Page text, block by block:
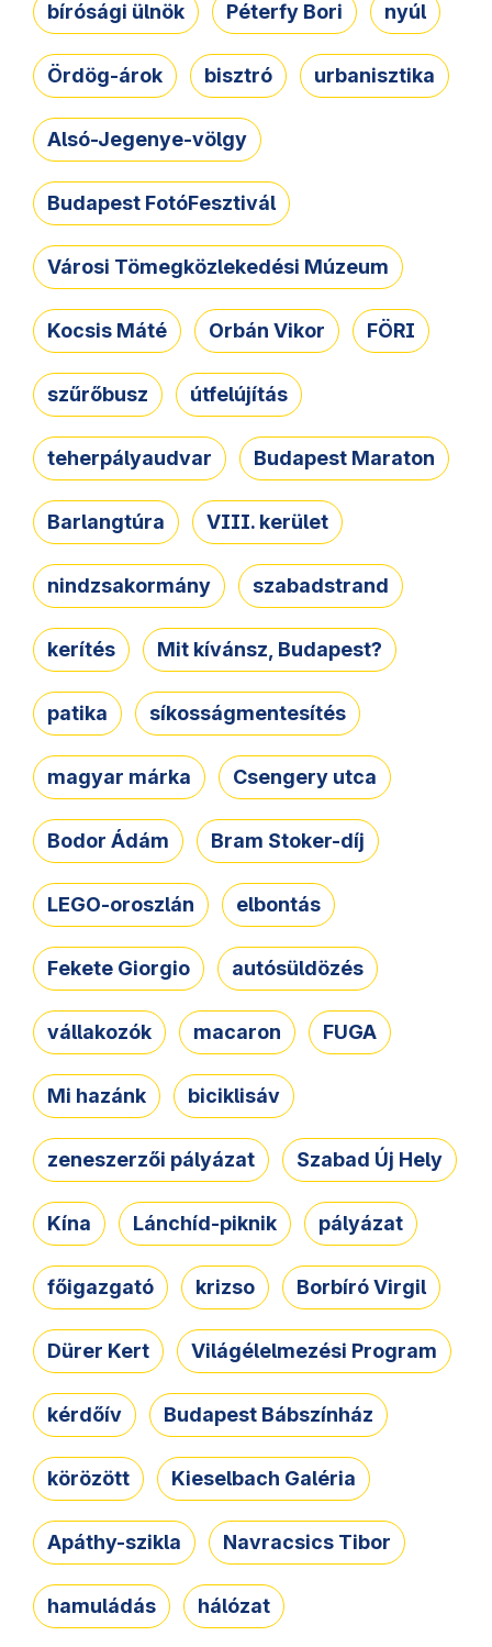
bírósági ülnök Péterfy Bori nyúl
Ördög-árok bisztró urbanisztika
Alsó-Jegenye-völgy
Budapest FotóFesztivál
Városi Tömegközlekedési Múzeum
Kocsis Máté Orbán Vikor FÖRI
szűrőbusz útfelújítás
teherpályaudvar Budapest Maraton
Barlangtúra VIII. kerület
nindzsakormány szabadstrand
kerítés Mit kívánsz, Budapest?
patika síkosságmentesítés
magyar márka Csengery utca
Bodor Ádám Bram Stoker-díj
LEGO-oroszlán elbontás
Fekete Giorgio autósüldözés
vállakozók macaron FUGA
Mi hazánk biciklisáv
zeneszerzői pályázat Szabad Új Hely
Kína Lánchíd-piknik pályázat
főigazgató krizso Borbíró Virgil
Dürer Kert Világélelmezési Program
kérdőív Budapest Bábszínház
körözött Kieselbach Galéria
Apáthy-szikla Navracsics Tibor
hamuládás hálózat